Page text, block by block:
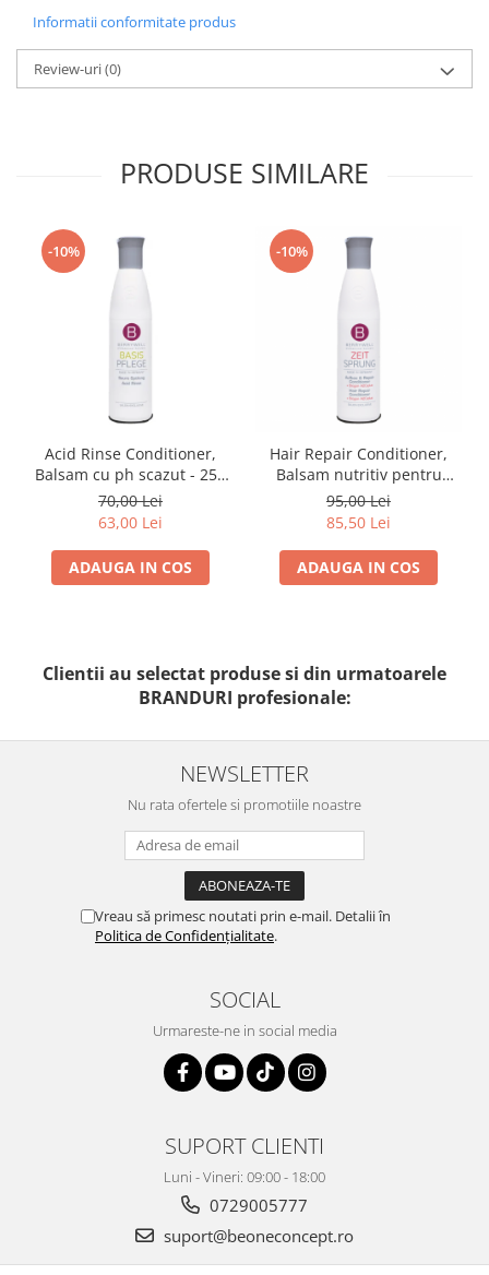
Informatii conformitate produs
Review-uri(0)
PRODUSE SIMILARE
-10%
Acid Rinse Conditioner,
Balsam cu ph scazut - 251
ml
70,00 Lei
63,00 Lei
ADAUGA IN COS
-10%
Hair Repair Conditioner,
Balsam nutritiv pentru
parul degradat - 251 ml
95,00 Lei
85,50 Lei
ADAUGA IN COS
Clientii au selectat produse si din urmatoarele
BRANDURI profesionale:
NEWSLETTER
Nu rata ofertele si promotiile noastre
Vreau să primesc noutati prin e-mail. Detalii în
Politica de Confidențialitate.
SOCIAL
Urmareste-ne in social media
SUPORT CLIENTI
Luni - Vineri: 09:00 - 18:00
0729005777
suport@beoneconcept.ro